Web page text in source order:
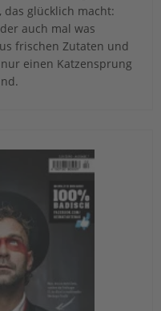
das glücklich macht:
auch mal was
frischen Zutaten und
einen Katzensprung